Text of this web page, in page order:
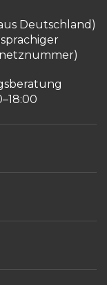
Deutschland)